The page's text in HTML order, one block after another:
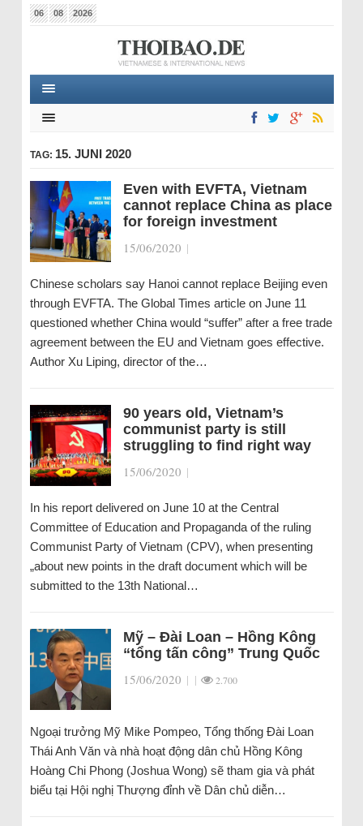
06 08 2026
TAG: 15. JUNI 2020
Even with EVFTA, Vietnam
cannot replace China as place
for foreign investment
15/06/2020 |
Chinese scholars say Hanoi cannot replace Beijing even
through EVFTA. The Global Times article on June 11
questioned whether China would “suffer” after a free trade
agreement between the EU and Vietnam goes effective.
Author Xu Liping, director of the…
90 years old, Vietnam’s
communist party is still
struggling to find right way
15/06/2020 |
In his report delivered on June 10 at the Central
Committee of Education and Propaganda of the ruling
Communist Party of Vietnam (CPV), when presenting
„about new points in the draft document which will be
submitted to the 13th National…
Mỹ – Đài Loan – Hồng Kông
“tổng tấn công” Trung Quốc
15/06/2020 | | 2.700
Ngoại trưởng Mỹ Mike Pompeo, Tổng thống Đài Loan
Thái Anh Văn và nhà hoạt động dân chủ Hồng Kông
Hoàng Chi Phong (Joshua Wong) sẽ tham gia và phát
biểu tại Hội nghị Thượng đỉnh về Dân chủ diễn…